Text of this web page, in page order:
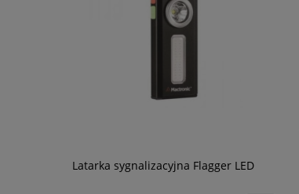
Latarka sygnalizacyjna Flagger LED